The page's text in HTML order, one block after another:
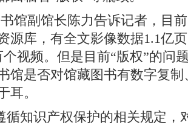
副馆长陈力告诉记者，目前
源库，有全文影像数据1.1亿
视频。但是目前“版权”的问
馆是否对馆藏图书有数字复
耳。
知识产权保护的相关规定，